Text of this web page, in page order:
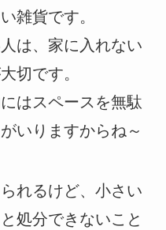
雑貨です。
は、家に入れない
切です。
はスペースを無駄
いりますからね～
れるけど、小さい
処分できないこと